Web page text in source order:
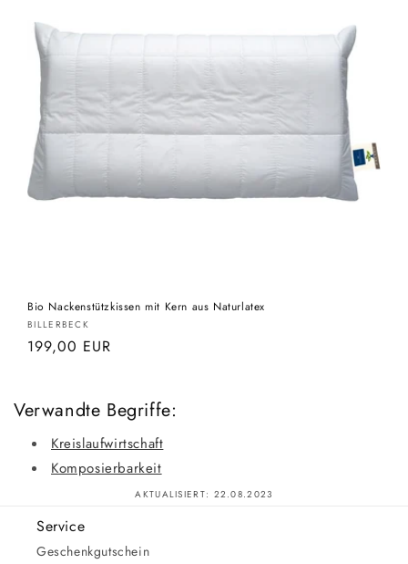
Bio Nackenstützkissen mit Kern aus Naturlatex
Anbieter:
BILLERBECK
Normaler
199,00 EUR
Verwandte Begriffe:
Kreislaufwirtschaft
Komposierbarkeit
AKTUALISIERT: 22.08.2023
Service
Geschenkgutschein